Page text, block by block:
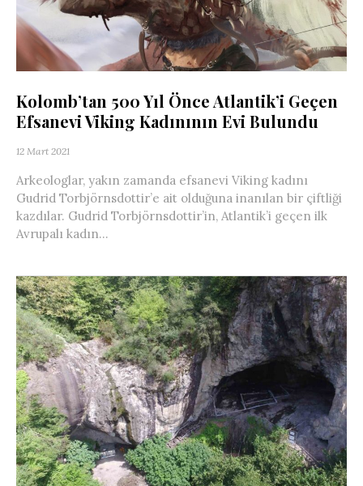
Kolomb’tan 500 Yıl Önce Atlantik’i Geçen
Efsanevi Viking Kadınının Evi Bulundu
12 Mart 2021
Arkeologlar, yakın zamanda efsanevi Viking kadını
Gudrid Torbjörnsdottir’e ait olduğuna inanılan bir çiftliği
kazdılar. Gudrid Torbjörnsdottir’in, Atlantik’i geçen ilk
Avrupalı ​​kadın...